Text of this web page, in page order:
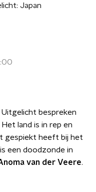
Japan
Uitgelicht bespreken
land is in rep en
gespiekt heeft bij het
een doodzonde in
van der Veere.